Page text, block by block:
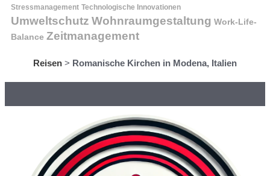
Stressmanagement Technologische Innovationen
Umweltschutz Wohnraumgestaltung Work-Life-
Balance Zeitmanagement
Reisen > Romanische Kirchen in Modena, Italien